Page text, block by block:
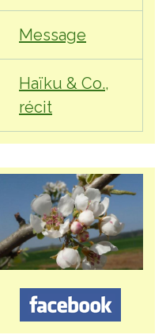
Message
Haïku & Co.,
récit